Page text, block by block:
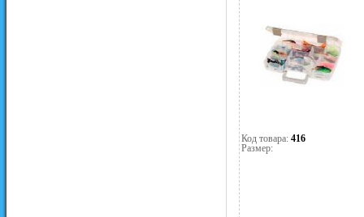
Код товара: 416
Размер: